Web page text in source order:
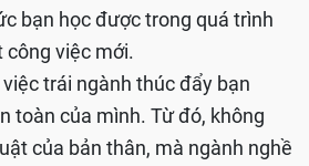
bạn học được trong quá trình
việc mới.
trái ngành thúc đẩy bạn
toàn của mình. Từ đó, không
của bản thân, mà ngành nghề